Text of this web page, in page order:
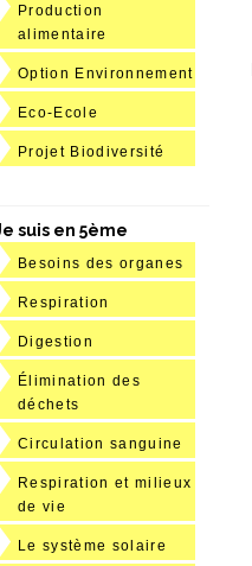
Production
alimentaire
Option Environnement
Eco-Ecole
Projet Biodiversité
suis en 5ème
Besoins des organes
Respiration
Digestion
Élimination des
déchets
Circulation sanguine
Respiration et milieux
de vie
Le système solaire